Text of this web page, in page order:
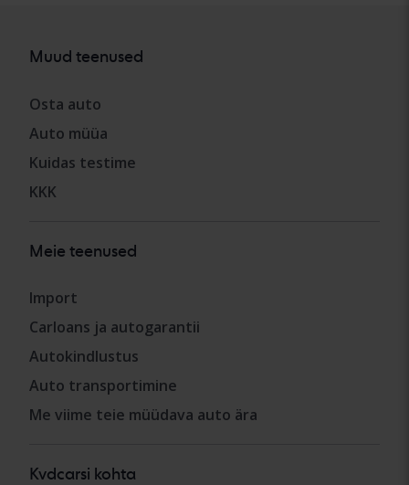
Muud teenused
Osta auto
Auto müüa
Kuidas testime
KKK
Meie teenused
Import
Carloans ja autogarantii
Autokindlustus
Auto transportimine
Me viime teie müüdava auto ära
Kvdcarsi kohta